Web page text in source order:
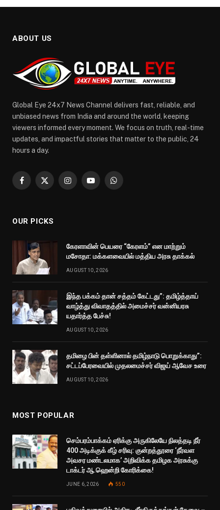
ABOUT US
Global Eye 24x7 News Channel delivers fast, reliable, and
unbiased news from India and around the world, keeping
viewers informed every moment. We focus on truth, real-time
updates, and impactful stories that matter to the public, 24
hours a day.
Facebook
X
InstagramYouTubeWhatsApp
OUR PICKS
கேரளாவின் பெயரை “கேரளம்” என மாற்றும்
மசோதா: மக்களவையில் மத்திய அரசு தாக்கல்
AUGUST 10, 2026
இந்த பக்கம் தான் சத்தம் கேட்டது”: தமிழ்த்தாய்
வாழ்த்து விவாதத்தில் அமைச்சர் வன்னியரசு
யதார்த்த பேச்சு!
AUGUST 10, 2026
தமிழை பின் தள்ளினால் தமிழ்நாடு பொறுக்காது”:
சட்டப்பேரவையில் முதலமைச்சர் விஜய் ஆவேச உரை
AUGUST 10, 2026
MOST POPULAR
செம்பரம்பாக்கம் ஏரிக்கு அருகிலேயே நிலத்தடி நீர்
400 அடிக்குக் கீழ் சரிவு: குன்றத்தூரை ‘நீர்வள
அவசர மண்டலமாக’ அறிவிக்க தமிழக அரசுக்கு
டாக்டர் ஆ.ஹென்றி கோரிக்கை!
JUNE 6, 2026 550